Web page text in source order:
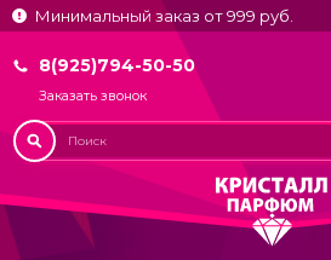
Минимальный заказ от 999 руб.
8(925)794-50-50
Заказать звонок